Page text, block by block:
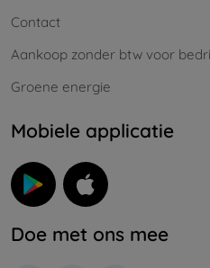
Contact
Aankoop zonder btw voor
Groene energie
Mobiele applicatie
Doe met ons mee